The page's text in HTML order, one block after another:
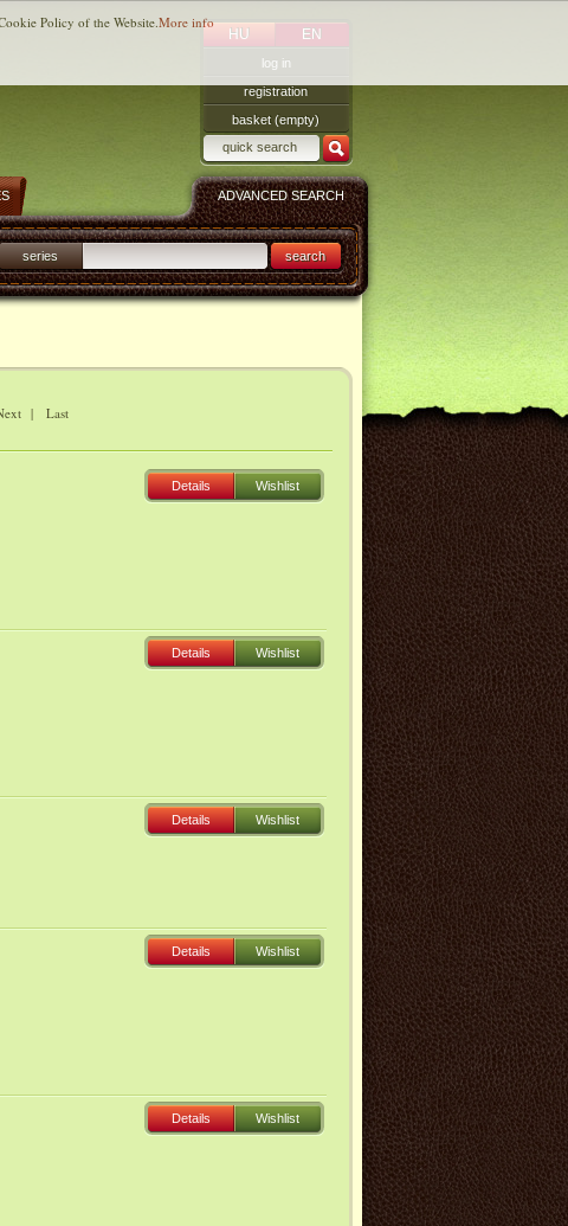
HU EN
log in
registration
basket (empty)
ADVANCED SEARCH
series search
| Last
Details Wishlist
Details Wishlist
Details Wishlist
Details Wishlist
Details Wishlist
Policy of the Website.More info